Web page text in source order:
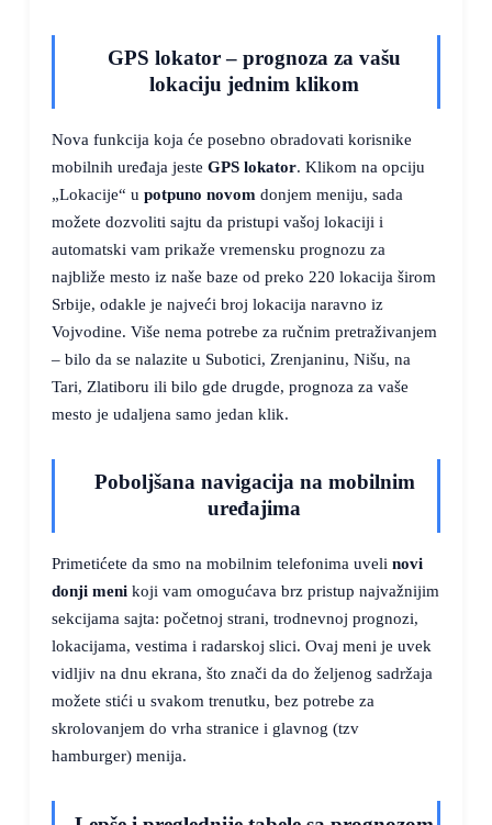
GPS lokator – prognoza za vašu
lokaciju jednim klikom
Nova funkcija koja će posebno obradovati korisnike
mobilnih uređaja jeste GPS lokator. Klikom na opciju
„Lokacije“ u potpuno novom donjem meniju, sada
možete dozvoliti sajtu da pristupi vašoj lokaciji i
automatski vam prikaže vremensku prognozu za
najbliže mesto iz naše baze od preko 220 lokacija širom
Srbije, odakle je najveći broj lokacija naravno iz
Vojvodine. Više nema potrebe za ručnim pretraživanjem
– bilo da se nalazite u Subotici, Zrenjaninu, Nišu, na
Tari, Zlatiboru ili bilo gde drugde, prognoza za vaše
mesto je udaljena samo jedan klik.
Poboljšana navigacija na mobilnim
uređajima
Primetićete da smo na mobilnim telefonima uveli novi
donji menikoji vam omogućava brz pristup najvažnijim
sekcijama sajta: početnoj strani, trodnevnoj prognozi,
lokacijama, vestima i radarskoj slici. Ovaj meni je uvek
vidljiv na dnu ekrana, što znači da do željenog sadržaja
možete stići u svakom trenutku, bez potrebe za
skrolovanjem do vrha stranice i glavnog (tzv
hamburger) menija.